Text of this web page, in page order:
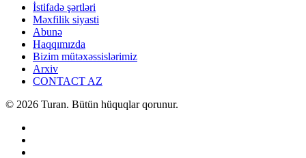
İstifadə şərtləri
Məxfilik siyasti
Abunə
Haqqımızda
Bizim mütəxəssislərimiz
Arxiv
CONTACT AZ
© 2026 Turan. Bütün hüquqlar qorunur.